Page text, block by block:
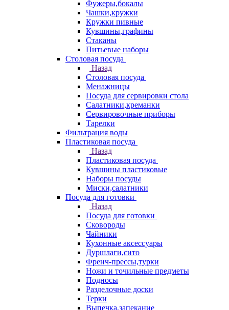
Фужеры,бокалы
Чашки,кружки
Кружки пивные
Кувшины,графины
Стаканы
Питьевые наборы
Столовая посуда
Назад
Столовая посуда
Менажницы
Посуда для сервировки стола
Салатники,креманки
Сервировочные приборы
Тарелки
Фильтрация воды
Пластиковая посуда
Назад
Пластиковая посуда
Кувшины пластиковые
Наборы посуды
Миски,салатники
Посуда для готовки
Назад
Посуда для готовки
Сковороды
Чайники
Кухонные аксессуары
Дуршлаги,сито
Френч-прессы,турки
Ножи и точильные предметы
Подносы
Разделочные доски
Терки
Выпечка,запекание